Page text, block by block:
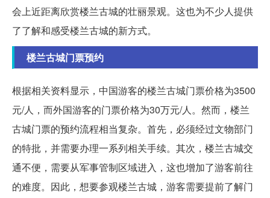
会上近距离欣赏楼兰古城的壮丽景观。这也为不少人提供
了了解和感受楼兰古城的新方式。
楼兰古城门票预约
根据相关资料显示，中国游客的楼兰古城门票价格为3500
元/人，而外国游客的门票价格为30万元/人。然而，楼兰
古城门票的预约流程相当复杂。首先，必须经过文物部门
的特批，并需要办理一系列相关手续。其次，楼兰古城交
通不便，需要从军事管制区域进入，这也增加了游客前往
的难度。因此，想要参观楼兰古城，游客需要提前了解门